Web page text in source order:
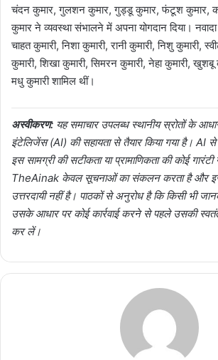
चंदन कुमार, गुलशन कुमार, गुड्डू कुमार, फंटूश कुमार,
कुमार ने व्यवस्था संभालने में अपना योगदान दिया।
चाहत कुमारी, निशा कुमारी, रानी कुमारी, निशु कुमारी,
कुमारी, शिखा कुमारी, सिमरन कुमारी, नेहा कुमारी, खुशबू
मधु कुमारी शामिल थीं।
अस्वीकरण: यह समाचार उपलब्ध स्थानीय स्रोतों के
इंटेलिजेंस (AI) की सहायता से तैयार किया गया है। AI
इस सामग्री की सटीकता या प्रामाणिकता की कोई
TheAinak केवल सूचनाओं का संकलन करता है और
उत्तरदायी नहीं है। पाठकों से अनुरोध है कि किसी भी
उसके आधार पर कोई कार्रवाई करने से पहले उसकी
कर लें।